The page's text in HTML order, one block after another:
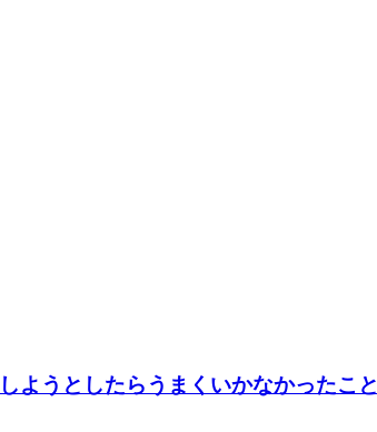
ようとしたらうまくいかなかったこと